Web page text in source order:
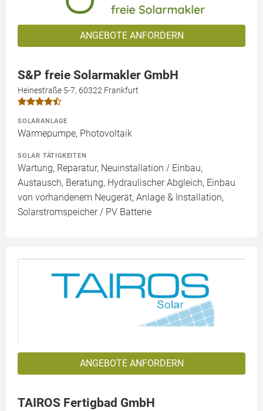
ANGEBOTE ANFORDERN
S&P freie Solarmakler GmbH
Heinestraße 5-7, 60322 Frankfurt
SOLARANLAGE
Wärmepumpe, Photovoltaik
SOLAR TÄTIGKEITEN
Wartung, Reparatur, Neuinstallation / Einbau,
Austausch, Beratung, Hydraulischer Abgleich, Einbau
von vorhandenem Neugerät, Anlage & Installation,
Solarstromspeicher / PV Batterie
ANGEBOTE ANFORDERN
TAIROS Fertigbad GmbH